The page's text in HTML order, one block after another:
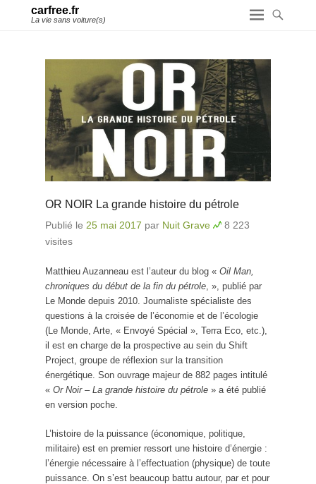
carfree.fr
La vie sans voiture(s)
OR NOIR La grande histoire du pétrole
Publié le 25 mai 2017 par Nuit Grave
8 223
visites
Matthieu Auzanneau est l’auteur du blog « Oil Man,
chroniques du début de la fin du pétrole , », publié par
Le Monde depuis 2010. Journaliste spécialiste des
questions à la croisée de l’économie et de l’écologie
(Le Monde, Arte, « Envoyé Spécial », Terra Eco, etc.),
il est en charge de la prospective au sein du Shift
Project, groupe de réflexion sur la transition
énergétique. Son ouvrage majeur de 882 pages intitulé
« Or Noir – La grande histoire du pétrole » a été publié
en version poche.
L’histoire de la puissance (économique, politique,
militaire) est en premier ressort une histoire d’énergie :
l’énergie nécessaire à l’effectuation (physique) de toute
puissance. On s’est beaucoup battu autour, par et pour